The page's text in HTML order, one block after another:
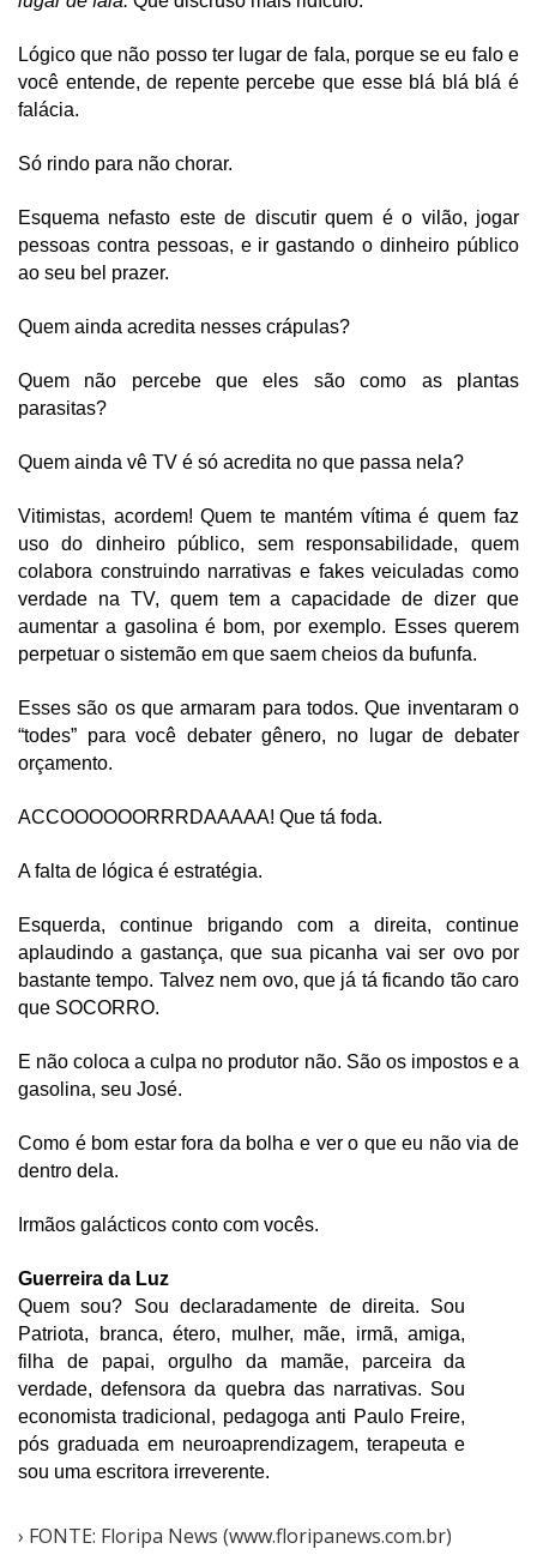
Lógico que não posso ter lugar de fala, porque se eu falo e
você entende, de repente percebe que esse blá blá blá é
falácia.
Só rindo para não chorar.
Esquema nefasto este de discutir quem é o vilão, jogar
pessoas contra pessoas, e ir gastando o dinheiro público
ao seu bel prazer.
Quem ainda acredita nesses crápulas?
Quem não percebe que eles são como as plantas
parasitas?
Quem ainda vê TV é só acredita no que passa nela?
Vitimistas, acordem! Quem te mantém vítima é quem faz
uso do dinheiro público, sem responsabilidade, quem
colabora construindo narrativas e fakes veiculadas como
verdade na TV, quem tem a capacidade de dizer que
aumentar a gasolina é bom, por exemplo. Esses querem
perpetuar o sistemão em que saem cheios da bufunfa.
Esses são os que armaram para todos. Que inventaram o
“todes” para você debater gênero, no lugar de debater
orçamento.
ACCOOOOOORRRDAAAAA! Que tá foda.
A falta de lógica é estratégia.
Esquerda, continue brigando com a direita, continue
aplaudindo a gastança, que sua picanha vai ser ovo por
bastante tempo. Talvez nem ovo, que já tá ficando tão caro
que SOCORRO.
E não coloca a culpa no produtor não. São os impostos e a
gasolina, seu José.
Como é bom estar fora da bolha e ver o que eu não via de
dentro dela.
Irmãos galácticos conto com vocês.
Guerreira da Luz
Quem sou? Sou declaradamente de direita. Sou
Patriota, branca, étero, mulher, mãe, irmã, amiga,
filha de papai, orgulho da mamãe, parceira da
verdade, defensora da quebra das narrativas. Sou
economista tradicional, pedagoga anti Paulo Freire,
pós graduada em neuroaprendizagem, terapeuta e
sou uma escritora irreverente.
› FONTE: Floripa News (www.floripanews.com.br)